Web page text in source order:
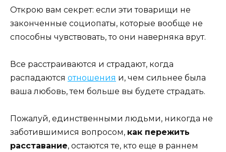
Открою вам секрет: если эти товарищи не
законченные социопаты, которые вообще не
способны чувствовать, то они наверняка врут.
Все расстраиваются и страдают, когда
распадаются отношения и, чем сильнее была
ваша любовь, тем больше вы будете страдать.
Пожалуй, единственными людьми, никогда не
заботившимися вопросом, как пережить
расставание, остаются те, кто еще в раннем